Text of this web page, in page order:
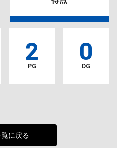
2
PG
0
DG
に戻る